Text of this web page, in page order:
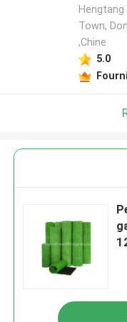
Town,
,Chine
5.0